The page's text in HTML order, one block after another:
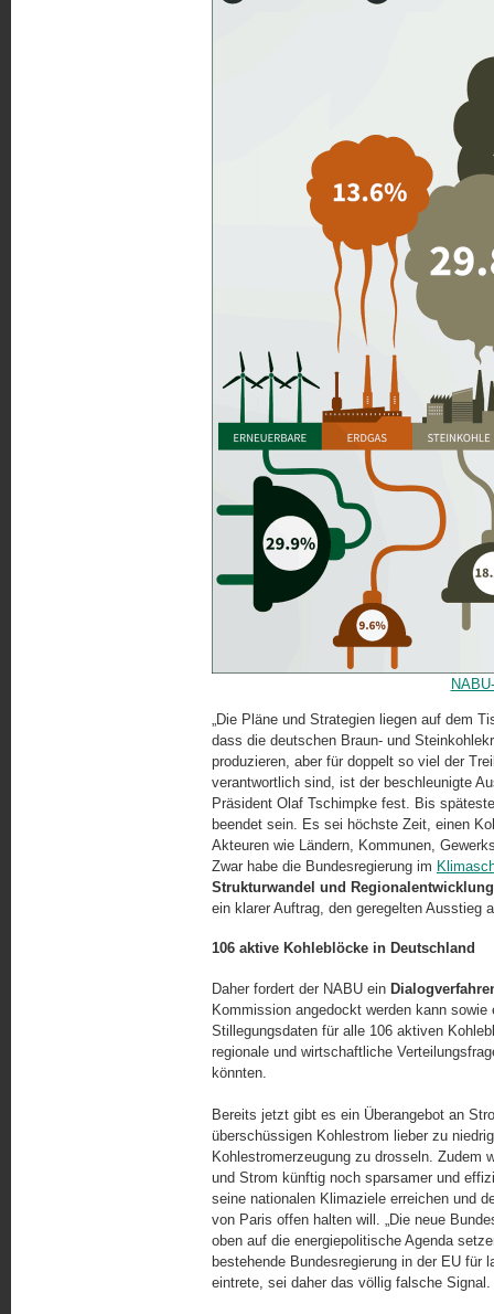
„Die Pläne und Strategien liegen auf dem
dass die deutschen Braun- und
produzieren, aber für doppelt so viel der
verantwortlich sind, ist der beschleunigte
Präsident Olaf Tschimpke fest. Bis
beendet sein. Es sei höchste Zeit, einen
Akteuren wie Ländern, Kommunen,
Zwar habe die Bundesregierung im
Strukturwandel und
ein klarer Auftrag, den geregelten Ausstieg
106 aktive Kohleblöcke in Deutschland
Daher fordert der NABU ein
Kommission angedockt werden kann
Stillegungsdaten für alle 106 aktiven
regionale und wirtschaftliche
könnten.
Bereits jetzt gibt es ein Überangebot an
überschüssigen Kohlestrom lieber zu
Kohlestromerzeugung zu drosseln. Zudem
und Strom künftig noch sparsamer und
seine nationalen Klimaziele erreichen und
von Paris offen halten will. „Die neue
oben auf die ener­gie­politische Agenda
beste­hen­de Bundesregierung in der EU für
eintrete, sei daher das völlig falsche Signal.